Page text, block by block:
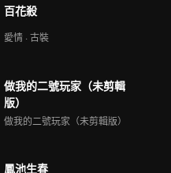
百花殺
愛情 · 古裝
做我的二號玩家（未剪輯
版）
做我的二號玩家（未剪輯版）
鳳池生春